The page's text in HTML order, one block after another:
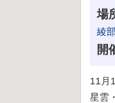
場
綾
開
11月
星雲